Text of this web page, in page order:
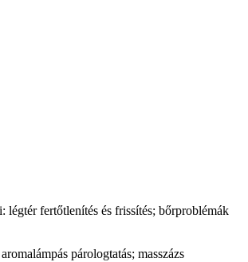
légtér fertőtlenítés és frissítés; bőrproblémák
párologtatás; masszázs